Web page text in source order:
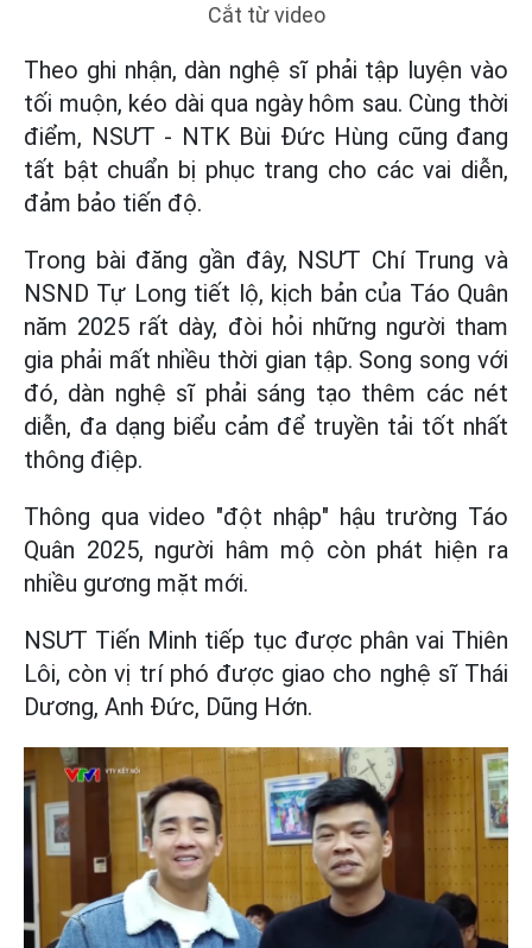
Cắt từ video
Theo ghi nhận, dàn nghệ sĩ phải tập luyện vào
tối muộn, kéo dài qua ngày hôm sau. Cùng thời
điểm, NSƯT - NTK Bùi Đức Hùng cũng đang
tất bật chuẩn bị phục trang cho các vai diễn,
đảm bảo tiến độ.
Trong bài đăng gần đây, NSƯT Chí Trung và
NSND Tự Long tiết lộ, kịch bản của Táo Quân
năm 2025 rất dày, đòi hỏi những người tham
gia phải mất nhiều thời gian tập. Song song với
đó, dàn nghệ sĩ phải sáng tạo thêm các nét
diễn, đa dạng biểu cảm để truyền tải tốt nhất
thông điệp.
Thông qua video "đột nhập" hậu trường Táo
Quân 2025, người hâm mộ còn phát hiện ra
nhiều gương mặt mới.
NSƯT Tiến Minh tiếp tục được phân vai Thiên
Lôi, còn vị trí phó được giao cho nghệ sĩ Thái
Dương, Anh Đức, Dũng Hớn.